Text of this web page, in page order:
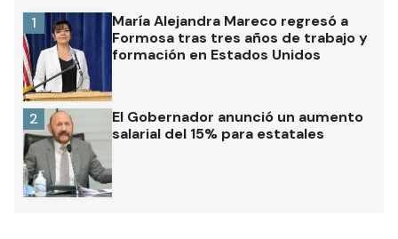
María Alejandra Mareco regresó a
Formosa tras tres años de trabajo y
formación en Estados Unidos
1
El Gobernador anunció un aumento
salarial del 15% para estatales
2